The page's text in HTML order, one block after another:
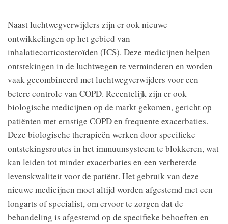
Naast luchtwegverwijders zijn er ook nieuwe
ontwikkelingen op het gebied van
inhalatiecorticosteroïden (ICS). Deze medicijnen helpen
ontstekingen in de luchtwegen te verminderen en worden
vaak gecombineerd met luchtwegverwijders voor een
betere controle van COPD. Recentelijk zijn er ook
biologische medicijnen op de markt gekomen, gericht op
patiënten met ernstige COPD en frequente exacerbaties.
Deze biologische therapieën werken door specifieke
ontstekingsroutes in het immuunsysteem te blokkeren, wat
kan leiden tot minder exacerbaties en een verbeterde
levenskwaliteit voor de patiënt. Het gebruik van deze
nieuwe medicijnen moet altijd worden afgestemd met een
longarts of specialist, om ervoor te zorgen dat de
behandeling is afgestemd op de specifieke behoeften en